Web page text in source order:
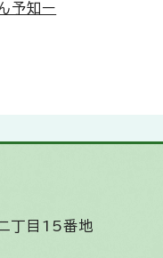
予知ー
丁目15番地